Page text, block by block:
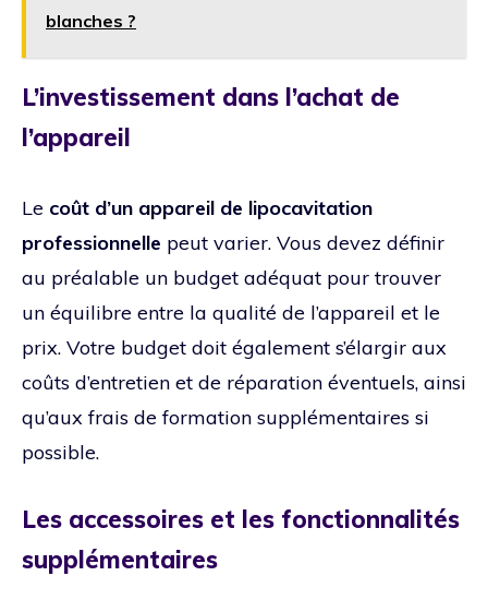
blanches ?
L’investissement dans l’achat de
l’appareil
Le coût d’un appareil de lipocavitation
professionnelle peut varier. Vous devez définir
au préalable un budget adéquat pour trouver
un équilibre entre la qualité de l’appareil et le
prix. Votre budget doit également s’élargir aux
coûts d’entretien et de réparation éventuels, ainsi
qu’aux frais de formation supplémentaires si
possible.
Les accessoires et les fonctionnalités
supplémentaires